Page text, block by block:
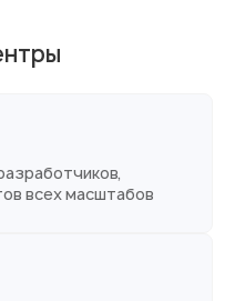
всех масштабов